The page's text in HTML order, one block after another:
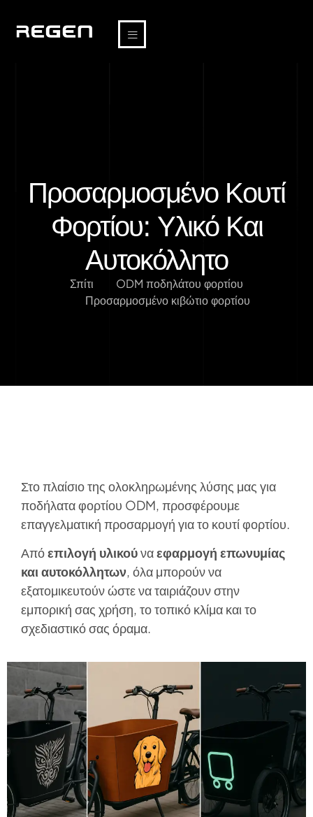
Προσαρμοσμένο Κουτί
Φορτίου: Υλικό Και
Αυτοκόλλητο
Σπίτι
ODM ποδηλάτου φορτίου
Προσαρμοσμένο κιβώτιο φορτίου
Στο πλαίσιο της ολοκληρωμένης λύσης μας για
ποδήλατα φορτίου ODM, προσφέρουμε
επαγγελματική προσαρμογή για το κουτί φορτίου.
Απόεπιλογή υλικούναεφαρμογή επωνυμίας
και αυτοκόλλητων, όλα μπορούν να
εξατομικευτούν ώστε να ταιριάζουν στην
εμπορική σας χρήση, το τοπικό κλίμα και το
σχεδιαστικό σας όραμα.